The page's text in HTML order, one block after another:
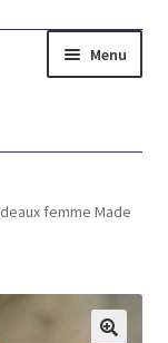
Menu
femme Made